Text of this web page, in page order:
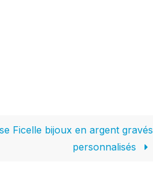
Ficelle bijoux en argent gravés
personnalisés